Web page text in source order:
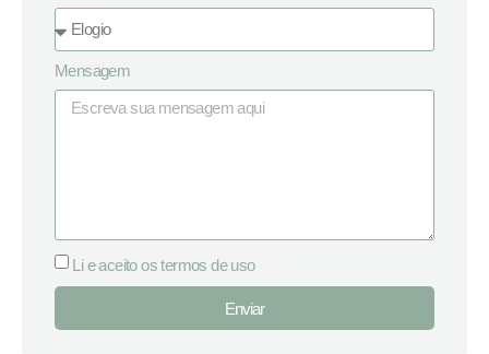
Mensagem
Li e aceito os termos de uso
Enviar